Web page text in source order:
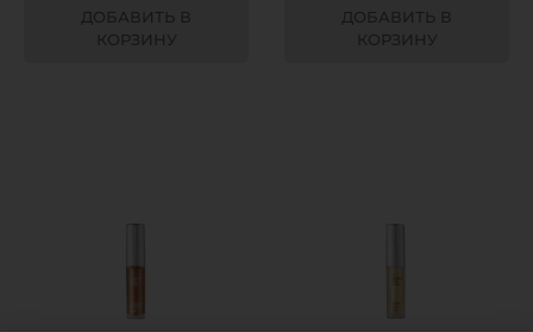
ДОБАВИТЬ В
КОРЗИНУ
ДОБАВИТЬ В
КОРЗИНУ